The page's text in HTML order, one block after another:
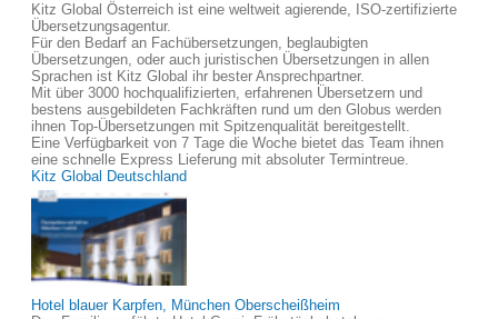
Kitz Global Österreich ist eine weltweit agierende, ISO-zertifizierte
Übersetzungsagentur.
Für den Bedarf an Fachübersetzungen, beglaubigten
Übersetzungen, oder auch juristischen Übersetzungen in allen
Sprachen ist Kitz Global ihr bester Ansprechpartner.
Mit über 3000 hochqualifizierten, erfahrenen Übersetzern und
bestens ausgebildeten Fachkräften rund um den Globus werden
ihnen Top-Übersetzungen mit Spitzenqualität bereitgestellt.
Eine Verfügbarkeit von 7 Tage die Woche bietet das Team ihnen
eine schnelle Express Lieferung mit absoluter Termintreue.
Kitz Global Deutschland
Hotel blauer Karpfen, München Oberscheißheim